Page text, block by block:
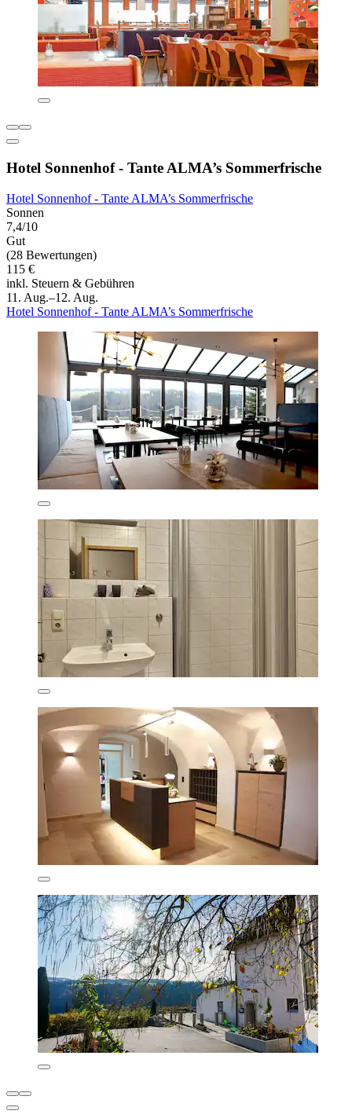
Hotel Sonnenhof - Tante ALMA’s Sommerfrische
Hotel Sonnenhof - Tante ALMA’s Sommerfrische
Sonnen
7,4/10
Gut
(28 Bewertungen)
115 €
inkl. Steuern & Gebühren
11. Aug.–12. Aug.
Hotel Sonnenhof - Tante ALMA’s Sommerfrische